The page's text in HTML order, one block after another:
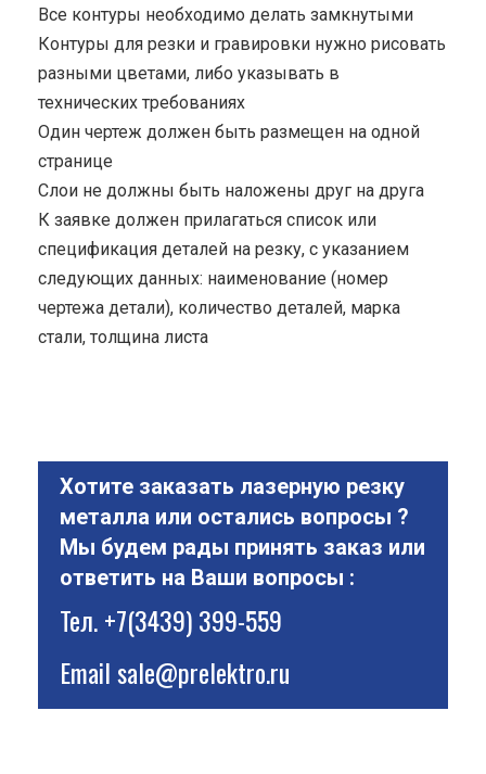
Все контуры необходимо делать замкнутыми
Контуры для резки и гравировки нужно рисовать
разными цветами, либо указывать в
технических требованиях
Один чертеж должен быть размещен на одной
странице
Cлои не должны быть наложены друг на друга
К заявке должен прилагаться список или
спецификация деталей на резку, с указанием
следующих данных: наименование (номер
чертежа детали), количество деталей, марка
стали, толщина листа
Хотите заказать лазерную резку
металла или остались вопросы ?
Мы будем рады принять заказ или
ответить на Ваши вопросы :
Тел.+7(3439) 399-559
Emailsale@prelektro.ru